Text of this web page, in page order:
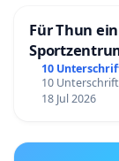
Für Thun
10
10
18 Jul 2026